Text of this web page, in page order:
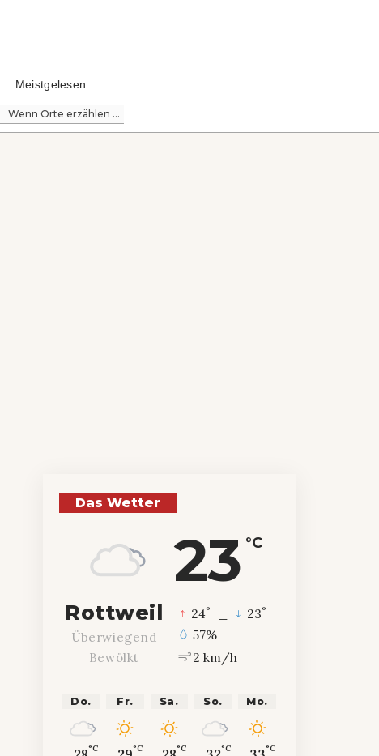
Meistgelesen
Wenn Orte erzählen ...
Das Wetter
23 °C
Rottweil
Überwiegend
Bewölkt
24° 23°
57%
2 km/h
Do.
°C
Fr.
°C
Sa.
°C
So.
°C
Mo.
°C